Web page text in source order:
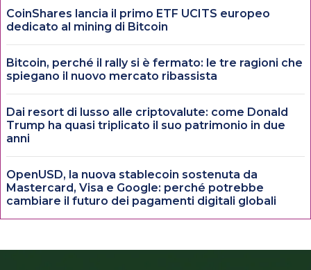
CoinShares lancia il primo ETF UCITS europeo
dedicato al mining di Bitcoin
Bitcoin, perché il rally si è fermato: le tre ragioni che
spiegano il nuovo mercato ribassista
Dai resort di lusso alle criptovalute: come Donald
Trump ha quasi triplicato il suo patrimonio in due
anni
OpenUSD, la nuova stablecoin sostenuta da
Mastercard, Visa e Google: perché potrebbe
cambiare il futuro dei pagamenti digitali globali